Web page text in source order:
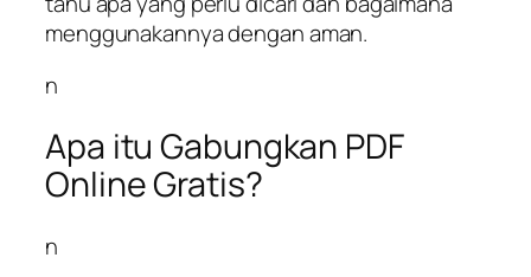
menggunakannya dengan aman.
n
Apa itu Gabungkan PDF
Online Gratis?
n